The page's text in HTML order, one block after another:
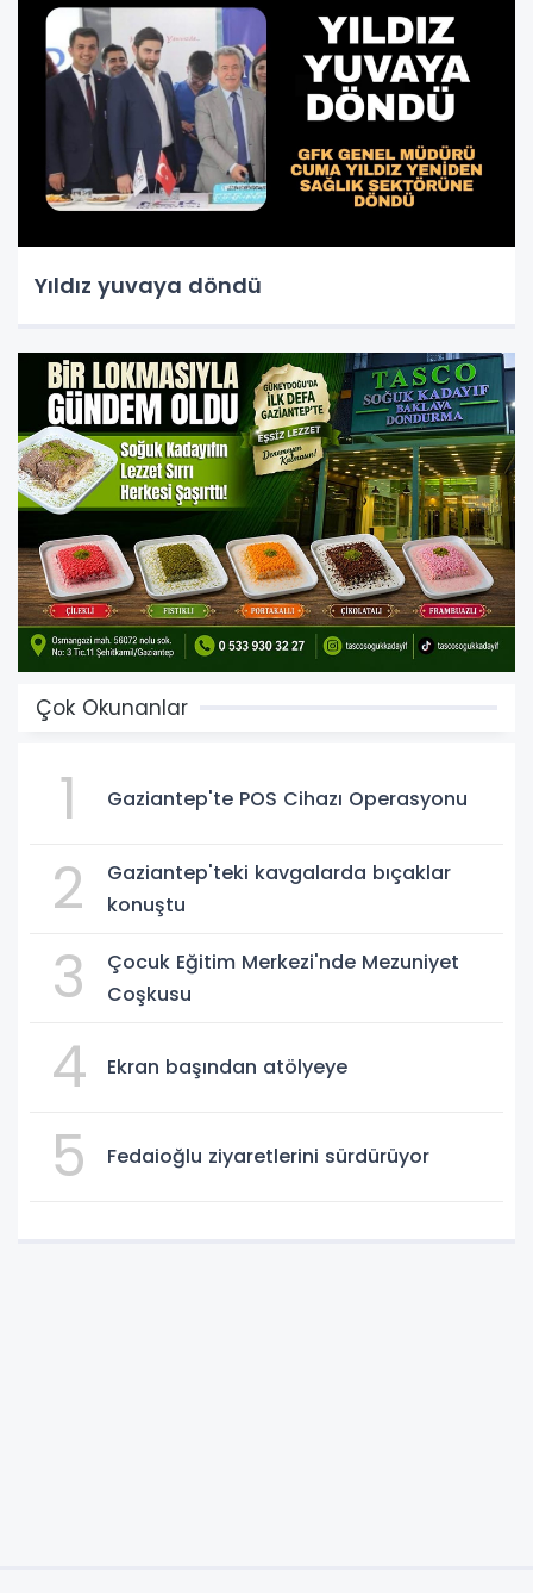
Yıldız yuvaya döndü
Çok Okunanlar
1 Gaziantep'te POS Cihazı Operasyonu
2
Gaziantep'teki kavgalarda bıçaklar
konuştu
3
Çocuk Eğitim Merkezi'nde Mezuniyet
Coşkusu
4 Ekran başından atölyeye
5 Fedaioğlu ziyaretlerini sürdürüyor